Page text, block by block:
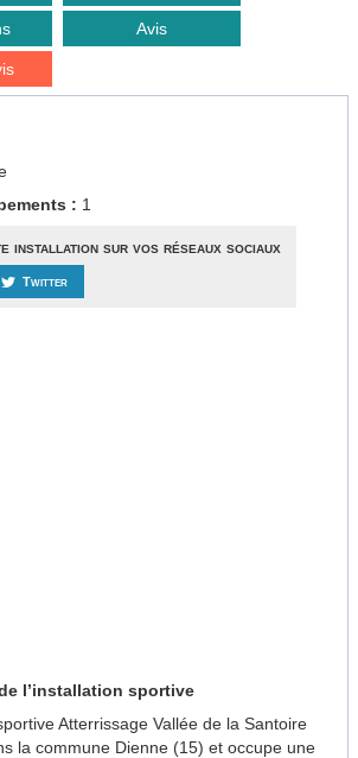
Avis
: 1
installation sur vos réseaux sociaux
Twitter
l’installation sportive
Atterrissage Vallée de la Santoire
la commune Dienne (15) et occupe une